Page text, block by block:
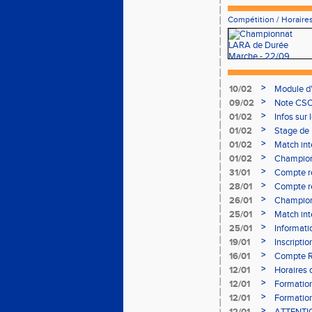
Compétition /
10/02 >
Module
09/02
>
Note
01/02
>
Infos sur
01/02
>
Stage de
01/02
>
Match
01/02
>
- le 12
31/01 >
Compte
28/01
>
Compte
à
26/01 >
25/01
>
Match
25/01
>
05/02
19/01 >
03/02
16/01 >
Compte
12/01
>
Horaires
Aubière
12/01 >
12/01
>